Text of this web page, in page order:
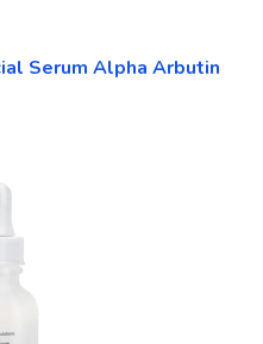
Serum Alpha Arbutin